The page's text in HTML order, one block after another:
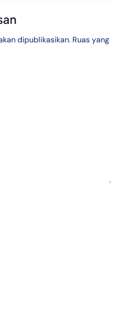
dipublikasikan. Ruas yang